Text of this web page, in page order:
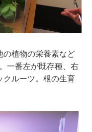
の植物の栄養素など
一番左が既存種、右
クルーツ。根の生育